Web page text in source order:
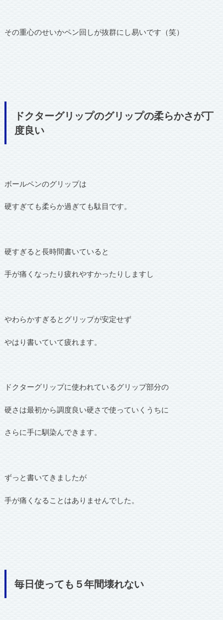
その重心のせいかペン回しが抜群にし易いです（笑）
ドクターグリップのグリップの柔らかさが丁
度良い
ボールペンのグリップは
硬すぎても柔らか過ぎても駄目です。
硬すぎると長時間書いていると
手が痛くなったり疲れやすかったりしますし
やわらかすぎるとグリップが安定せず
やはり書いていて疲れます。
ドクターグリップに使われているグリップ部分の
硬さは最初から調度良い硬さで使っていくうちに
さらに手に馴染んできます。
ずっと書いてきましたが
手が痛くなることはありませんでした。
毎日使っても５年間壊れない